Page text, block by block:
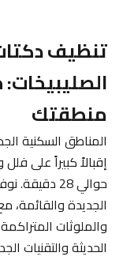
تنظيف
منطقتك
المناطق السكنية
إقبالاً كبيراً على
حوالي 28
الجديدة والقائمة،
والملوثات
الحديثة والتقنيات